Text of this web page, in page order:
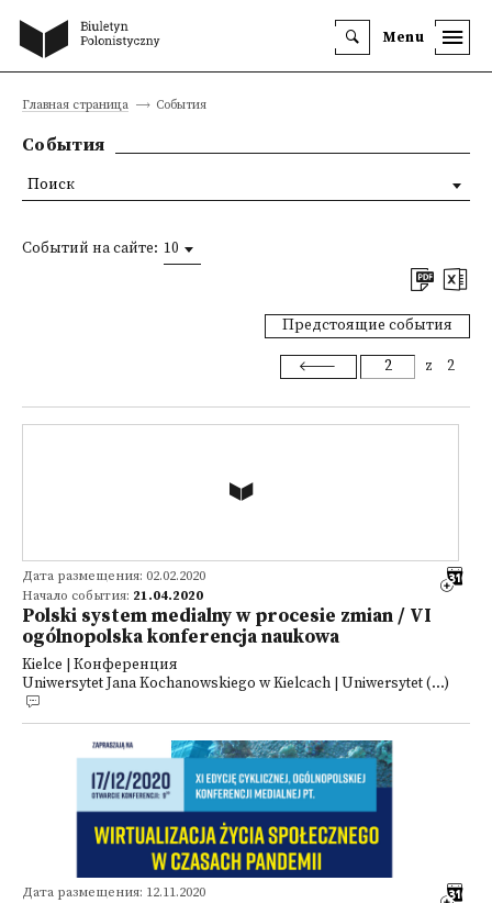
Menu
Главная страница События
События
Событий на сайте: 10
Предстоящие события
z 2
Дата размещения: 02.02.2020
Начало события: 21.04.2020
Polski system medialny w procesie zmian / VI
ogólnopolska konferencja naukowa
Kielce | Конференция
Uniwersytet Jana Kochanowskiego w Kielcach | Uniwersytet (...)
Дата размещения: 12.11.2020
Поиск